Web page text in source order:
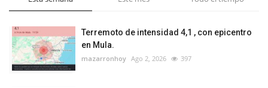
Terremoto de intensidad 4,1 , con epicentro
en Mula.
mazarronhoy Ago 2, 2026 397